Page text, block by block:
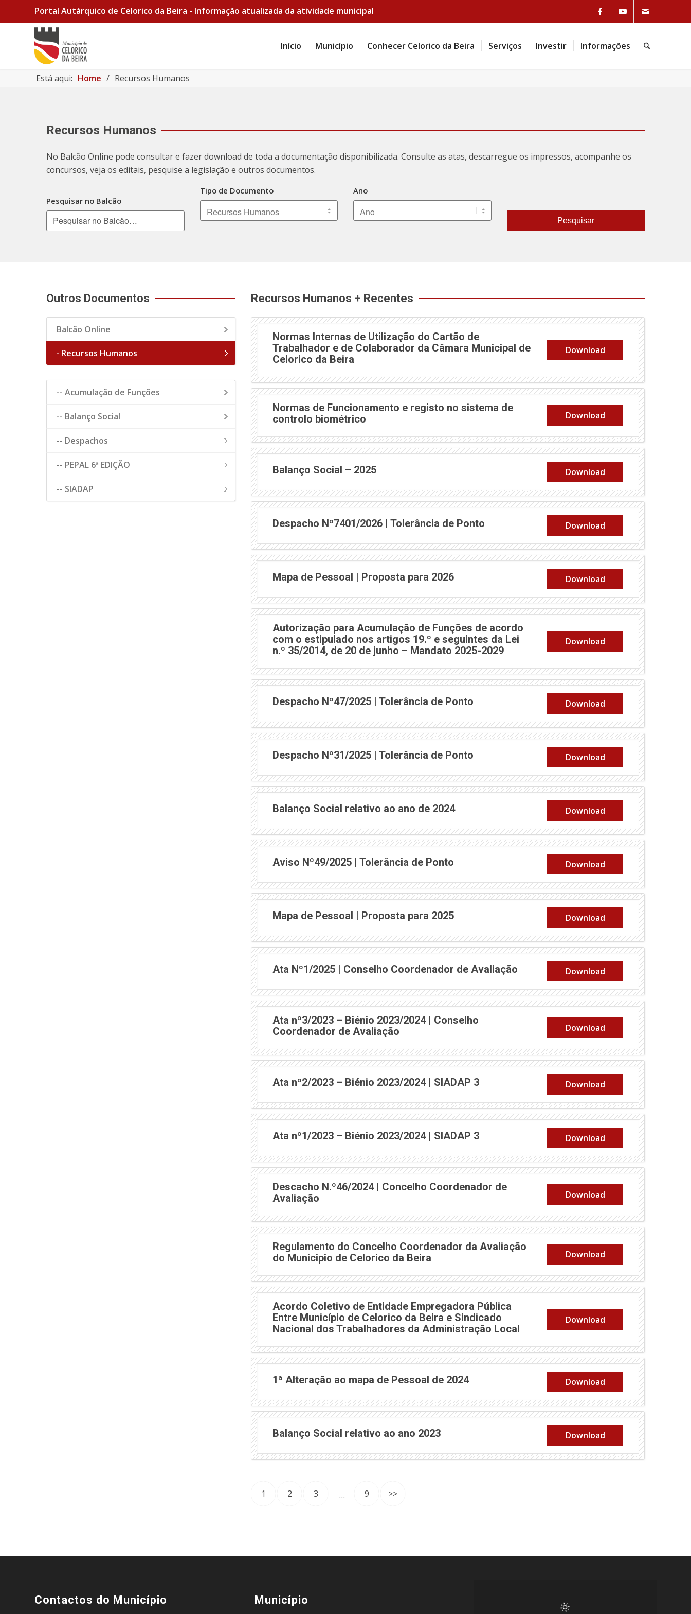
Portal Autárquico de Celorico da Beira - Informação atualizada da atividade municipal
Início Município Conhecer Celorico da Beira Serviços Investir Informações
Está aqui: Home / Recursos Humanos
Recursos Humanos
No Balcão Online pode consultar e fazer download de toda a documentação disponibilizada. Consulte as atas, descarregue os impressos, acompanhe os
concursos, veja os editais, pesquise a legislação e outros documentos.
Pesquisar no Balcão
Tipo de Documento Ano
Pesquisar
Outros Documentos
Balcão Online
- Recursos Humanos
-- Acumulação de Funções
-- Balanço Social
-- Despachos
-- PEPAL 6ª EDIÇÃO
-- SIADAP
Recursos Humanos + Recentes
Normas Internas de Utilização do Cartão de
Trabalhador e de Colaborador da Câmara Municipal de
Celorico da Beira
Download
Normas de Funcionamento e registo no sistema de
controlo biométrico
Download
Balanço Social – 2025 Download
Despacho Nº7401/2026 | Tolerância de Ponto Download
Mapa de Pessoal | Proposta para 2026 Download
Autorização para Acumulação de Funções de acordo
com o estipulado nos artigos 19.º e seguintes da Lei
n.º 35/2014, de 20 de junho – Mandato 2025-2029
Download
Despacho Nº47/2025 | Tolerância de Ponto Download
Despacho Nº31/2025 | Tolerância de Ponto Download
Balanço Social relativo ao ano de 2024 Download
Aviso Nº49/2025 | Tolerância de Ponto Download
Mapa de Pessoal | Proposta para 2025 Download
Ata Nº1/2025 | Conselho Coordenador de Avaliação Download
Ata nº3/2023 – Biénio 2023/2024 | Conselho
Coordenador de Avaliação
Download
Ata nº2/2023 – Biénio 2023/2024 | SIADAP 3 Download
Ata nº1/2023 – Biénio 2023/2024 | SIADAP 3 Download
Descacho N.º46/2024 | Concelho Coordenador de
Avaliação
Download
Regulamento do Concelho Coordenador da Avaliação
do Municipio de Celorico da Beira
Download
Acordo Coletivo de Entidade Empregadora Pública
Entre Município de Celorico da Beira e Sindicado
Nacional dos Trabalhadores da Administração Local
Download
1ª Alteração ao mapa de Pessoal de 2024 Download
Balanço Social relativo ao ano 2023 Download
1 2 3 … 9 >>
Contactos do Município Município